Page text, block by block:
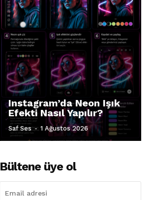
Instagram’da Neon Işık
Efekti Nasıl Yapılır?
Saf Ses - 1 Ağustos 2026
Bültene üye ol